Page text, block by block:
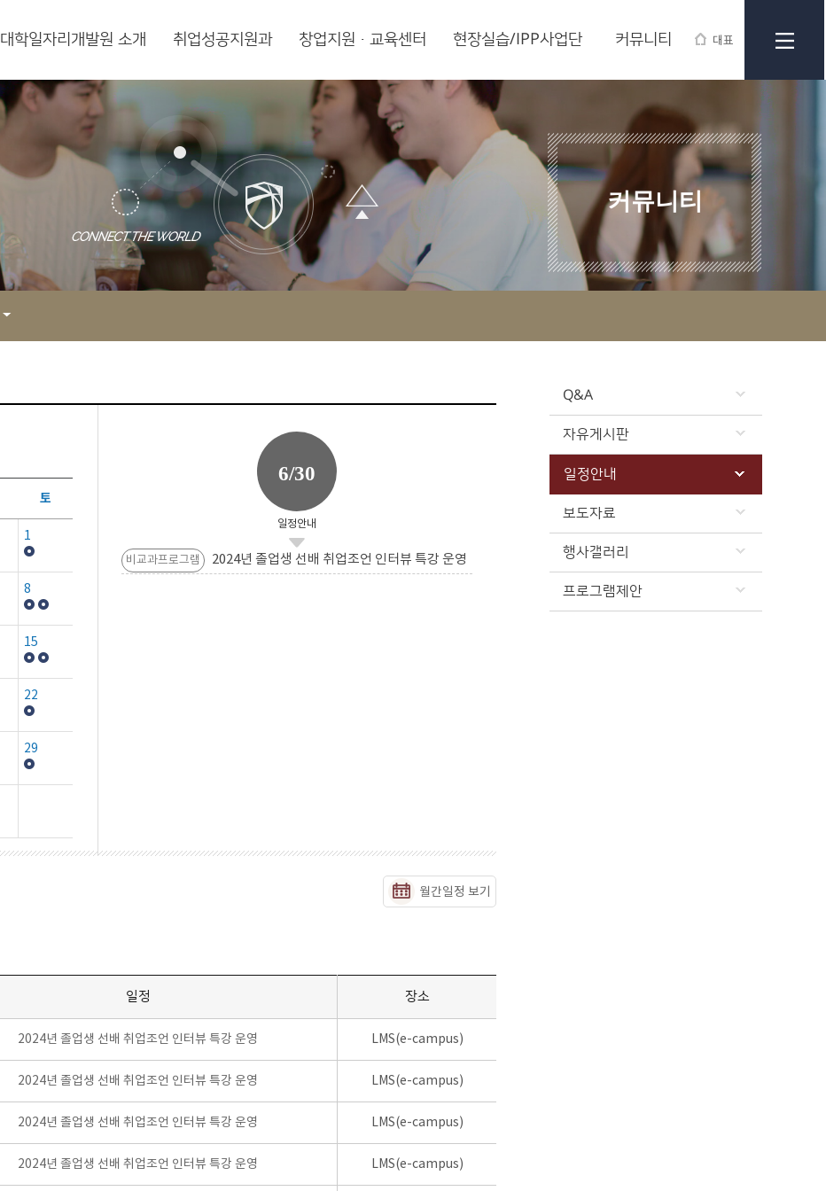
대표
대학일자리개발원 소개 취업성공지원과 창업지원·교육센터 현장실습/IPP사업단 커뮤니티
커뮤니티
Q&A
자유게시판
일정안내
보도자료
행사갤러리
프로그램제안
토
1
8
15
22
29
6/30
일정안내
비교과프로그램 2024년 졸업생 선배 취업조언 인터뷰 특강 운영
월간일정 보기
일정 장소
2024년 졸업생 선배 취업조언 인터뷰 특강 운영 LMS(e-campus)
2024년 졸업생 선배 취업조언 인터뷰 특강 운영 LMS(e-campus)
2024년 졸업생 선배 취업조언 인터뷰 특강 운영 LMS(e-campus)
2024년 졸업생 선배 취업조언 인터뷰 특강 운영 LMS(e-campus)